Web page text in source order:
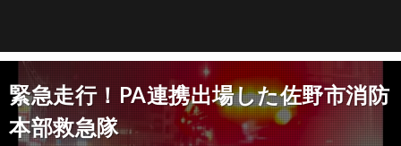
緊急走行！PA連携出場した佐野市消防
本部救急隊